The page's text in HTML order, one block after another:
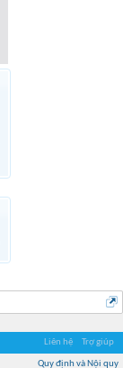
Liên hệ Trợ giúp
Quy định và Nội quy